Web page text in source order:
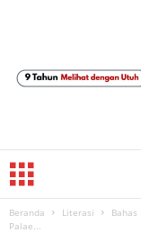
Beranda Literasi
Palae...